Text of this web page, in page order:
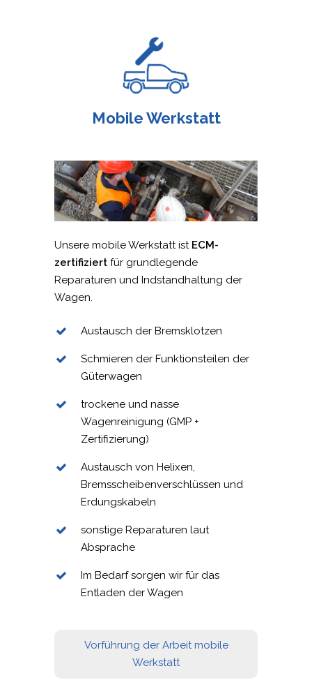
Mobile Werkstatt
Unsere mobile Werkstatt ist ECM-
zertifiziertfür grundlegende
Reparaturen und Indstandhaltung der
Wagen.
Austausch der Bremsklotzen
Schmieren der Funktionsteilen der
Güterwagen
trockene und nasse
Wagenreinigung (GMP +
Zertifizierung)
Austausch von Helixen,
Bremsscheibenverschlüssen und
Erdungskabeln
sonstige Reparaturen laut
Absprache
Im Bedarf sorgen wir für das
Entladen der Wagen
Vorführung der Arbeit mobile
Werkstatt
ITALIANO
FRANÇAIS
ROMÂNĂ
MAGYAR
УКРАЇНСЬКА